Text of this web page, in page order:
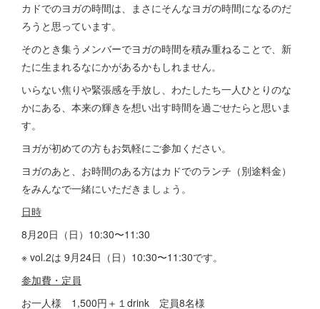
カドでのヨガの時間は、まさにそんなヨガの時間になるのだ
ろうと思っています。
そのとき集うメンバーでヨガの時間を積み重ねることで、新
たに生まれるなにかがあるかもしれません。
いらない焦りや緊張感を手放し、わたしたち一人ひとりのな
かにある、本来の輝きを想い出す時間を過ごせたらと思いま
す。
ヨガが初めての方もお気軽にご参加ください。
ヨガのあと、お時間のある方はカドでのランチ（別途料金）
をみんなで一緒にいただきましょう。
日時
8月20日（日）10:30〜11:30
※ vol.2は 9月24日（日）10:30〜11:30です。
参加費・定員
お一人様 1,500円＋１drink 定員8名様